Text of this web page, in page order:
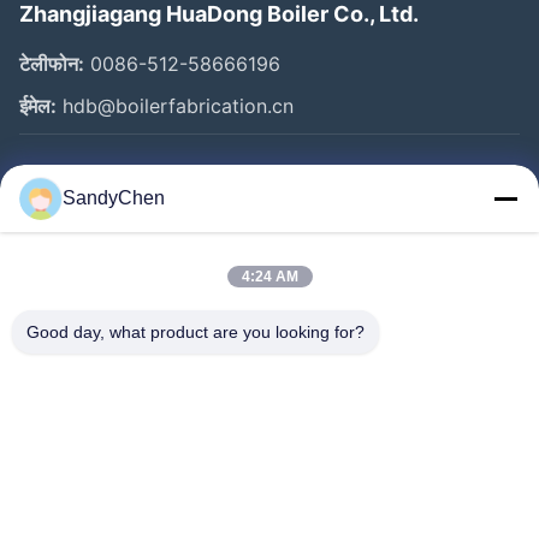
Zhangjiagang HuaDong Boiler Co., Ltd.
टेलीफोन: 0086-512-58666196
ईमेल: hdb@boilerfabrication.cn
त्वरित लिंक
घर
वीडियो
SandyChen
4:24 AM
Good day, what product are you looking for?